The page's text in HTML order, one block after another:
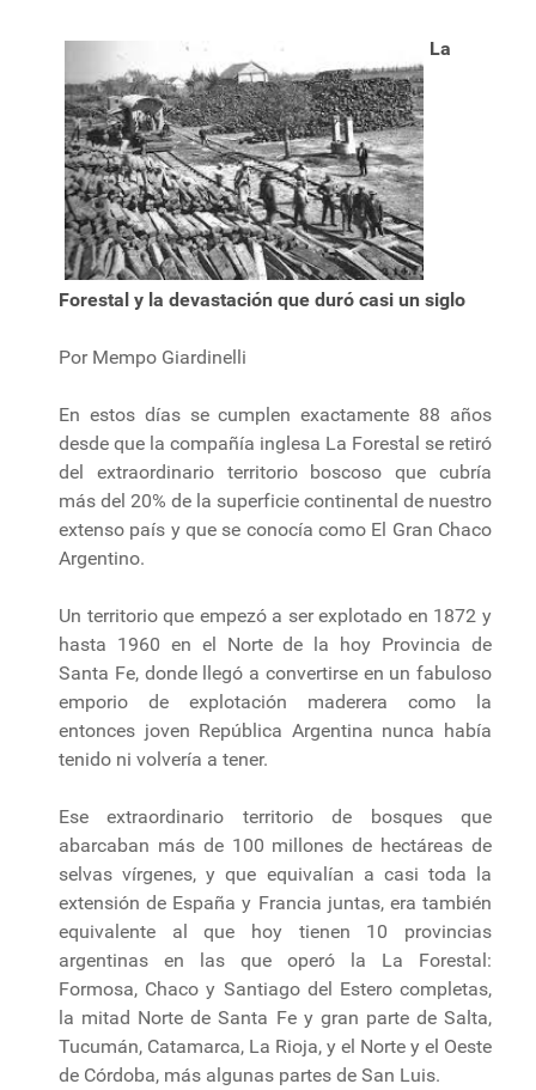
La
Forestal y la devastación que duró casi un siglo
Por Mempo Giardinelli
En estos días se cumplen exactamente 88 años
desde que la compañía inglesa La Forestal se retiró
del extraordinario territorio boscoso que cubría
más del 20% de la superficie continental de nuestro
extenso país y que se conocía como El Gran Chaco
Argentino.
Un territorio que empezó a ser explotado en 1872 y
hasta 1960 en el Norte de la hoy Provincia de
Santa Fe, donde llegó a convertirse en un fabuloso
emporio de explotación maderera como la
entonces joven República Argentina nunca había
tenido ni volvería a tener.
Ese extraordinario territorio de bosques que
abarcaban más de 100 millones de hectáreas de
selvas vírgenes, y que equivalían a casi toda la
extensión de España y Francia juntas, era también
equivalente al que hoy tienen 10 provincias
argentinas en las que operó la La Forestal:
Formosa, Chaco y Santiago del Estero completas,
la mitad Norte de Santa Fe y gran parte de Salta,
Tucumán, Catamarca, La Rioja, y el Norte y el Oeste
de Córdoba, más algunas partes de San Luis.